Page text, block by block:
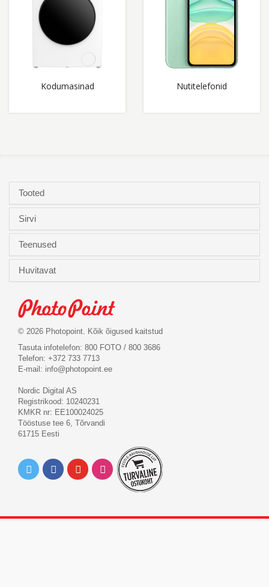
Kodumasinad Nutitelefonid
Tooted
Sirvi
Teenused
Huvitavat
© 2026 Photopoint. Kõik õigused kaitstud
Tasuta infotelefon: 800 FOTO / 800 3686
Telefon: +372 733 7713
E-mail: info@photopoint.ee
Nordic Digital AS
Registrikood: 10240231
KMKR nr: EE100024025
Tööstuse tee 6, Tõrvandi
61715 Eesti